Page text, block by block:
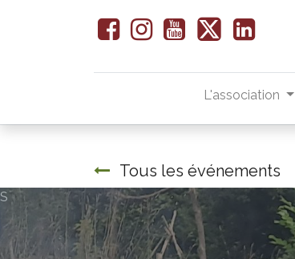
L'association
Tous les événements
S